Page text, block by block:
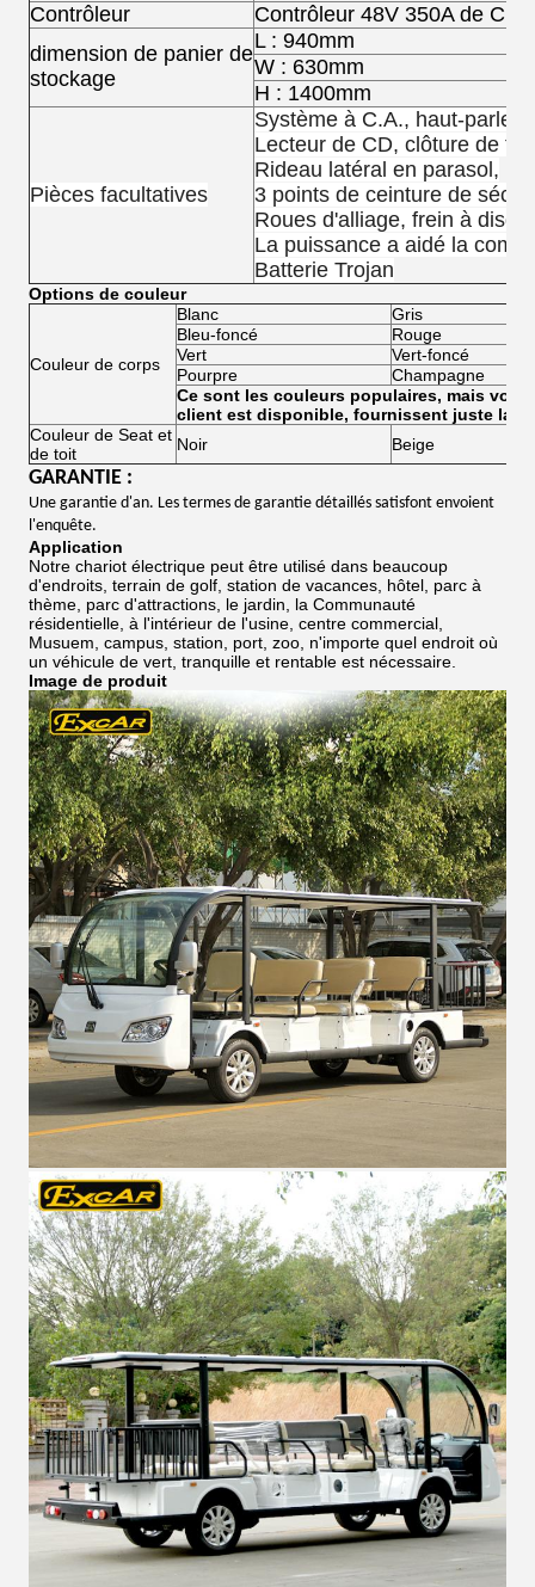
Contrôleur
Contrôleur 48V 350A de
dimension de panier de
stockage
L : 940mm
W : 630mm
H : 1400mm
Pièces facultatives
Système à C.A., haut-
Lecteur de CD, clôture de
Rideau latéral en parasol,
3 points de ceinture de
Roues d'alliage, frein à
La puissance a aidé la
Batterie Trojan
Options de couleur
Couleur de corps
Blanc
Gris
Bleu-foncé
Rouge
Vert
Vert-foncé
Pourpre
Champagne
Ce sont les couleurs populaires, mais
client est disponible, fournissent juste la
Couleur de Seat et
de toit
Noir Beige
GARANTIE :
Une garantie d'an. Les termes de garantie détaillés satisfont envoient
l'enquête.
Application
Notre chariot électrique peut être utilisé dans beaucoup
d'endroits, terrain de golf, station de vacances, hôtel, parc à
thème, parc d'attractions, le jardin, la Communauté
résidentielle, à l'intérieur de l'usine, centre commercial,
Musuem, campus, station, port, zoo, n'importe quel endroit où
un véhicule de vert, tranquille et rentable est nécessaire.
Image de produit